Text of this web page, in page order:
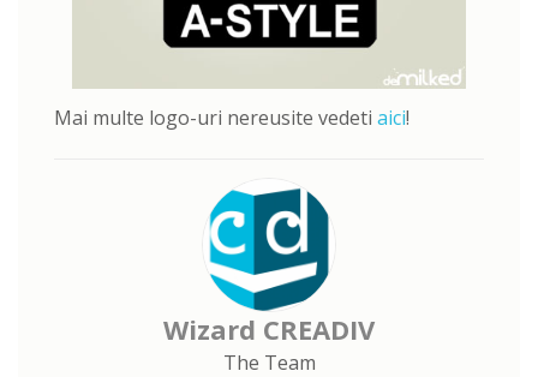
Mai multe logo-uri nereusite vedeti aici!
Wizard CREADIV
The Team